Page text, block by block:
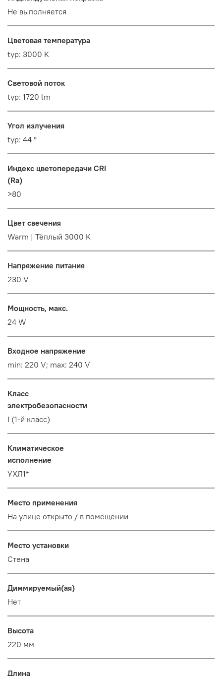
Не выполняется
Цветовая температура
typ: 3000 K
Световой поток
typ: 1720 lm
Угол излучения
typ: 44 °
Индекс цветопередачи CRI
(Ra)
>80
Цвет свечения
Warm | Тёплый 3000 K
Напряжение питания
230 V
Мощность, макс.
24 W
Входное напряжение
min: 220 V; max: 240 V
Класс
электробезопасности
I (1-й класс)
Климатическое
исполнение
УХЛ1*
Место применения
На улице открыто / в помещении
Место установки
Стена
Диммируемый(ая)
Нет
Высота
220 мм
Длина